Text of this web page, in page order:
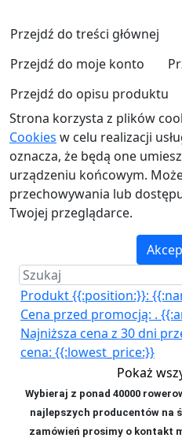
Przejdź do treści głównej
Przejdź do moje konto
Przejdź do opisu produktu
Strona korzysta z plików
Cookies w celu realizacji
oznacza, że będą one
urządzeniu końcowym.
przechowywania lub
Twojej przeglądarce.
Produkt {{:position:}}:
Cena przed promocją: .
Najniższa cena z 30 dni
cena: {{:lowest_price:}}
Pokaż
Wybieraj z ponad 40000
najlepszych producentów na
zamówień prosimy o kontakt